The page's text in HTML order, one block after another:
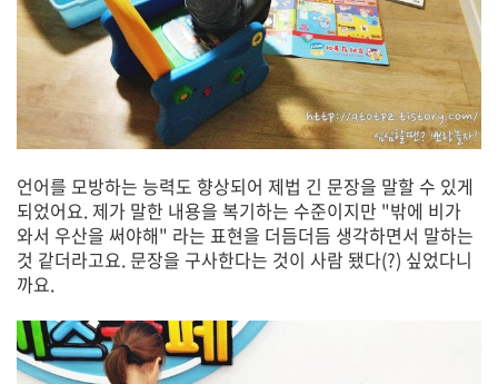
언어를 모방하는 능력도 향상되어 제법 긴 문장을 말할 수 있게
되었어요. 제가 말한 내용을 복기하는 수준이지만 "밖에 비가
와서 우산을 써야해" 라는 표현을 더듬더듬 생각하면서 말하는
것 같더라고요. 문장을 구사한다는 것이 사람 됐다(?) 싶었다니
까요.